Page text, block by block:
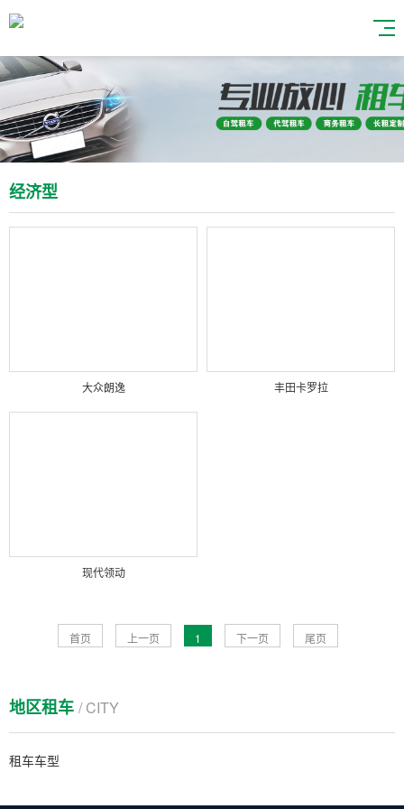
经济型
大众朗逸 丰田卡罗拉
现代领动
首页 上一页 1 下一页 尾页
地区租车 / CITY
租车车型